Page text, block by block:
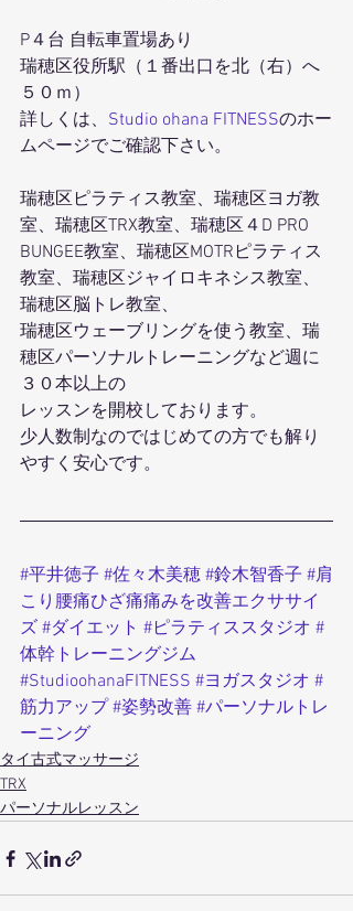
P４台 自転車置場あり
瑞穂区役所駅（１番出口を北（右）へ
５０ｍ）
詳しくは、 Studio ohana FITNESSのホー
ムページでご確認下さい。
瑞穂区ピラティス教室、瑞穂区ヨガ教
室、瑞穂区TRX教室、瑞穂区４D PRO
BUNGEE教室、瑞穂区MOTRピラティス
教室、瑞穂区ジャイロキネシス教室、
瑞穂区脳トレ教室、
瑞穂区ウェーブリングを使う教室、瑞
穂区パーソナルトレーニングなど週に
３０本以上の
レッスンを開校しております。
少人数制なのではじめての方でも解り
やすく安心です。
#平井徳子 #佐々木美穂 #鈴木智香子 #肩
こり腰痛ひざ痛痛みを改善エクササイ
ズ #ダイエット #ピラティススタジオ #
体幹トレーニングジム
#StudioohanaFITNESS #ヨガスタジオ #
筋力アップ #姿勢改善 #パーソナルトレ
ーニング
タイ古式マッサージ
TRX
パーソナルレッスン